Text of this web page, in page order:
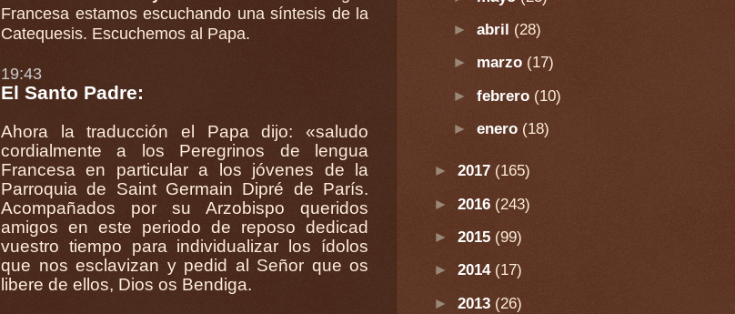
Francesa estamos escuchando una síntesis de la
Catequesis. Escuchemos al Papa.
19:43
El Santo Padre:
Ahora la traducción el Papa dijo: «saludo
cordialmente a los Peregrinos de lengua
Francesa en particular a los jóvenes de la
Parroquia de Saint Germain Dipré de París.
Acompañados por su Arzobispo queridos
amigos en este periodo de reposo dedicad
vuestro tiempo para individualizar los ídolos
que nos esclavizan y pedid al Señor que os
libere de ellos, Dios os Bendiga.
► abril (28)
► marzo (17)
► febrero (10)
► enero (18)
► 2017 (165)
► 2016 (243)
► 2015 (99)
► 2014 (17)
► 2013 (26)